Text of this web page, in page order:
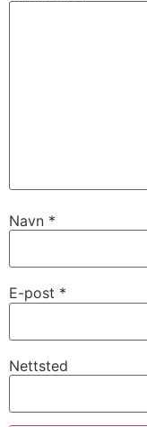
Navn *
E-post *
Nettsted